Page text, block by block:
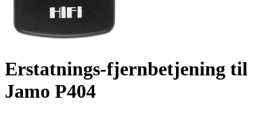
Erstatnings-fjernbetjening til
Jamo P404